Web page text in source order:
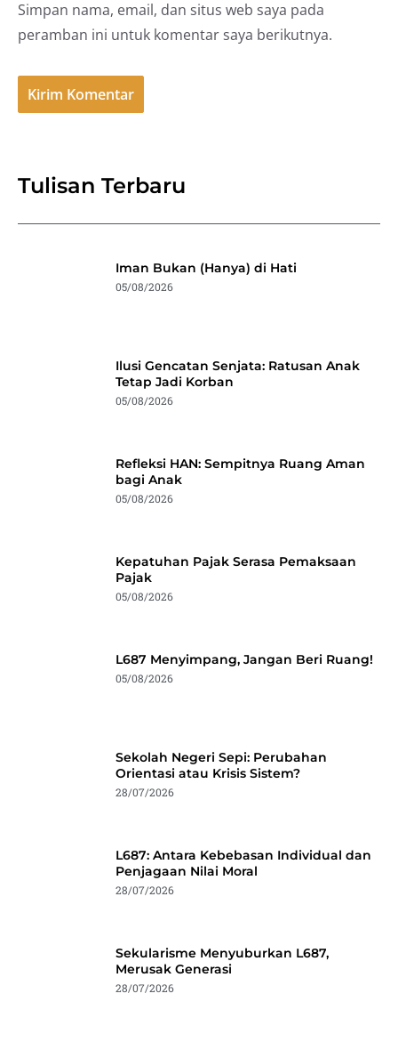
Simpan nama, email, dan situs web saya pada
peramban ini untuk komentar saya berikutnya.
Tulisan Terbaru
Iman Bukan (Hanya) di Hati
05/08/2026
Ilusi Gencatan Senjata: Ratusan Anak
Tetap Jadi Korban
05/08/2026
Refleksi HAN: Sempitnya Ruang Aman
bagi Anak
05/08/2026
Kepatuhan Pajak Serasa Pemaksaan
Pajak
05/08/2026
L687 Menyimpang, Jangan Beri Ruang!
05/08/2026
Sekolah Negeri Sepi: Perubahan
Orientasi atau Krisis Sistem?
28/07/2026
L687: Antara Kebebasan Individual dan
Penjagaan Nilai Moral
28/07/2026
Sekularisme Menyuburkan L687,
Merusak Generasi
28/07/2026